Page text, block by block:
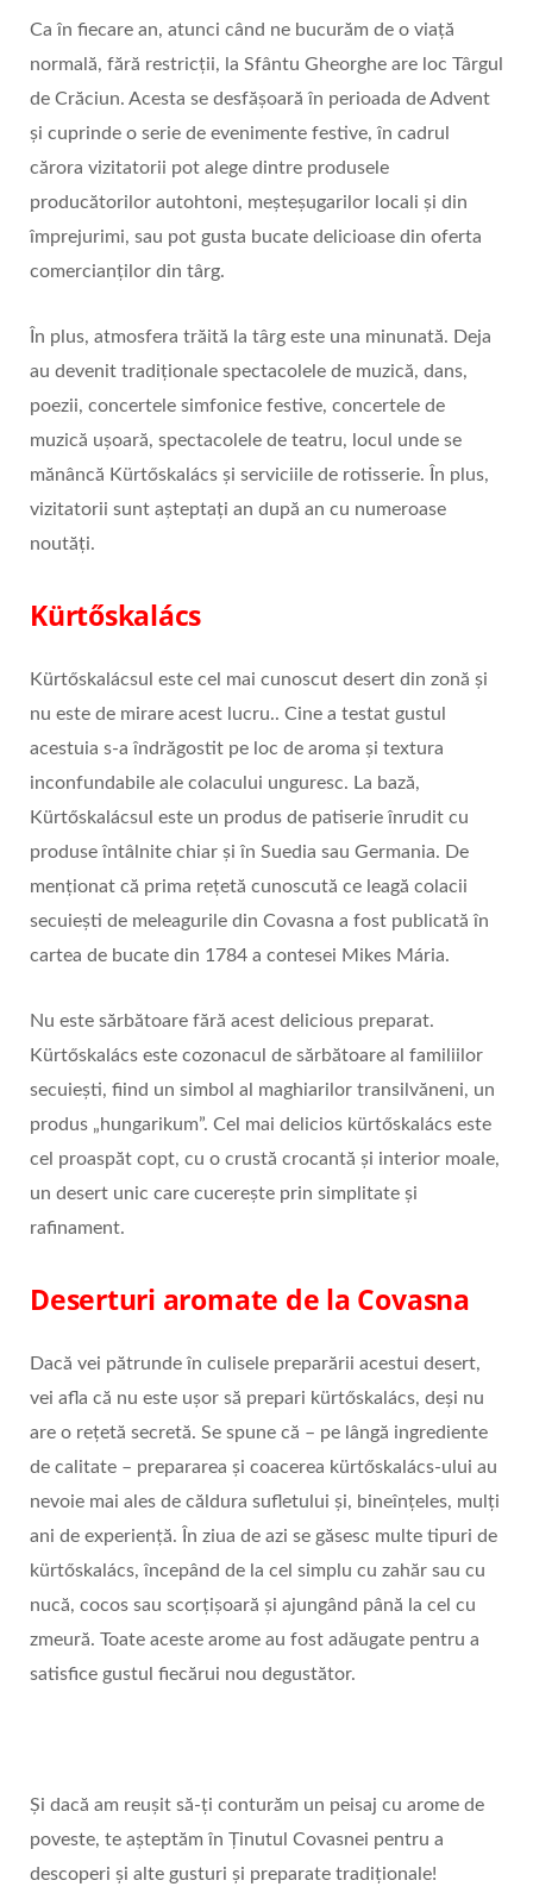
Ca în fiecare an, atunci când ne bucurăm de o viață
normală, fără restricții, la Sfântu Gheorghe are loc Târgul
de Crăciun. Acesta se desfășoară în perioada de Advent
și cuprinde o serie de evenimente festive, în cadrul
cărora vizitatorii pot alege dintre produsele
producătorilor autohtoni, meșteșugarilor locali și din
împrejurimi, sau pot gusta bucate delicioase din oferta
comercianților din târg.
În plus, atmosfera trăită la târg este una minunată. Deja
au devenit tradiționale spectacolele de muzică, dans,
poezii, concertele simfonice festive, concertele de
muzică ușoară, spectacolele de teatru, locul unde se
mănâncă Kürtőskalács și serviciile de rotisserie. În plus,
vizitatorii sunt așteptați an după an cu numeroase
noutăți.
Kürtőskalács
Kürtőskalácsul este cel mai cunoscut desert din zonă și
nu este de mirare acest lucru.. Cine a testat gustul
acestuia s-a îndrăgostit pe loc de aroma și textura
inconfundabile ale colacului unguresc. La bază,
Kürtőskalácsul este un produs de patiserie înrudit cu
produse întâlnite chiar și în Suedia sau Germania. De
menționat că prima rețetă cunoscută ce leagă colacii
secuiești de meleagurile din Covasna a fost publicată în
cartea de bucate din 1784 a contesei Mikes Mária.
Nu este sărbătoare fără acest delicious preparat.
Kürtőskalács este cozonacul de sărbătoare al familiilor
secuieşti, fiind un simbol al maghiarilor transilvăneni, un
produs „hungarikum”. Cel mai delicios kürtőskalács este
cel proaspăt copt, cu o crustă crocantă şi interior moale,
un desert unic care cucereşte prin simplitate și
rafinament.
Deserturi aromate de la Covasna
Dacă vei pătrunde în culisele preparării acestui desert,
vei afla că nu este uşor să prepari kürtőskalács, deşi nu
are o reţetă secretă. Se spune că – pe lângă ingrediente
de calitate – prepararea şi coacerea kürtőskalács-ului au
nevoie mai ales de căldura sufletului şi, bineînţeles, mulţi
ani de experienţă. În ziua de azi se găsesc multe tipuri de
kürtőskalács, începând de la cel simplu cu zahăr sau cu
nucă, cocos sau scorțișoară și ajungând până la cel cu
zmeură. Toate aceste arome au fost adăugate pentru a
satisfice gustul fiecărui nou degustător.
Și dacă am reușit să-ți conturăm un peisaj cu arome de
poveste, te așteptăm în Ținutul Covasnei pentru a
descoperi și alte gusturi și preparate tradiționale!